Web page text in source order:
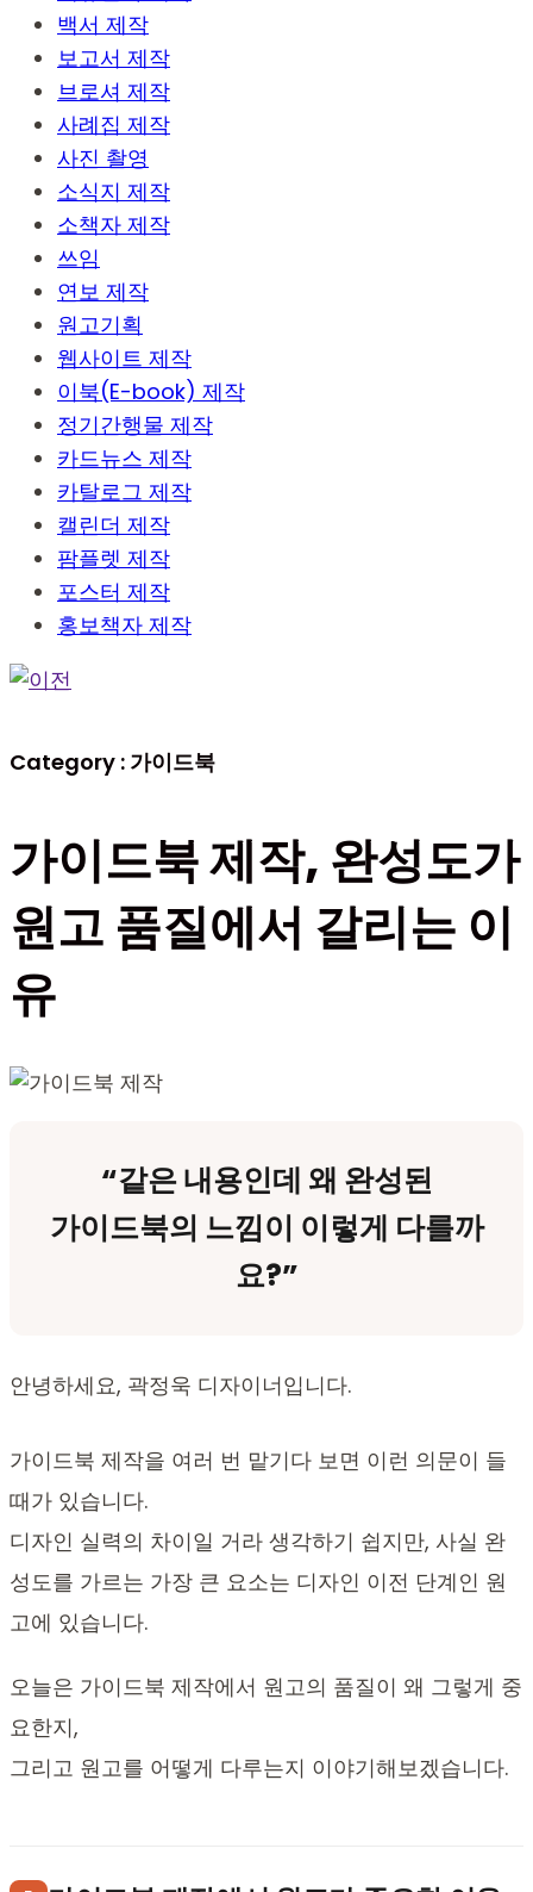
백서 제작
보고서 제작
브로셔 제작
사례집 제작
사진 촬영
소식지 제작
소책자 제작
쓰임
연보 제작
원고기획
웹사이트 제작
이북(E-book) 제작
정기간행물 제작
카드뉴스 제작
카탈로그 제작
캘린더 제작
팜플렛 제작
포스터 제작
홍보책자 제작
Category : 가이드북
가이드북 제작, 완성도가
원고 품질에서 갈리는 이
유
“같은 내용인데 왜 완성된
가이드북의 느낌이 이렇게 다를까
요?”
안녕하세요, 곽정욱 디자이너입니다.
가이드북 제작을 여러 번 맡기다 보면 이런 의문이 들
때가 있습니다.
디자인 실력의 차이일 거라 생각하기 쉽지만, 사실 완
성도를 가르는 가장 큰 요소는 디자인 이전 단계인 원
고에 있습니다.
오늘은 가이드북 제작에서 원고의 품질이 왜 그렇게 중
요한지,
그리고 원고를 어떻게 다루는지 이야기해보겠습니다.